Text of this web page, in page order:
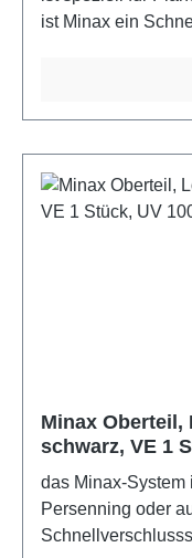
ist Minax ein
Persenning mit
Rundeisen
Minax Oberteil,
schwarz, VE 1
das Minax-System
Persenning oder